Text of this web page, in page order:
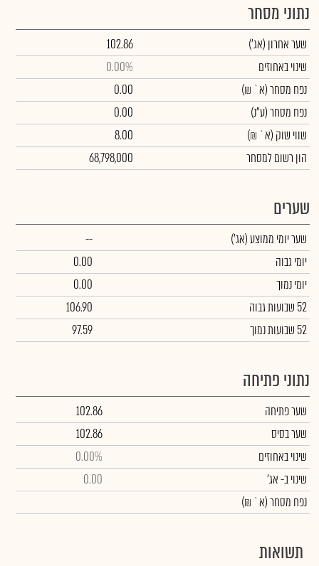
נתוני מסחר
שער אחרון (אג')
102.86
שינוי באחוזים
0.00%
נפח מסחר(א` ₪)
0.00
נפח מסחר(ע"נ)
0.00
שווי שוק (א` ₪)
8.00
הון רשום למסחר
68,798,000
שערים
שער יומי ממוצע(אג')
--
יומי גבוה
0.00
יומי נמוך
0.00
52 שבועות גבוה
106.90
52 שבועות נמוך
97.59
נתוני פתיחה
שער פתיחה
102.86
שער בסיס
102.86
שינוי באחוזים
0.00%
שינויב- אג'
0.00
נפח מסחר(א` ₪)
תשואות